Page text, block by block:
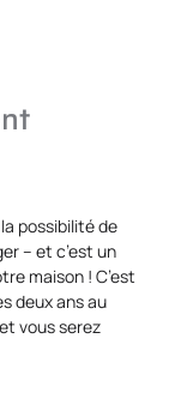
possibilité de
– et c’est un
maison ! C’est
deux ans au
vous serez